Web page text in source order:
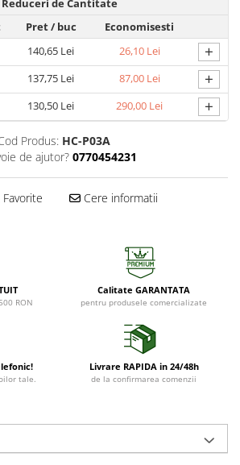
Reduceri de Cantitate
Pret/ buc
Economisesti
140,65 Lei 26,10 Lei +
137,75 Lei 87,00 Lei +
130,50 Lei 290,00 Lei +
Produs: HC-P03A
de ajutor? 0770454231
Cere informatii
RON
Calitate GARANTATA
pentru produsele comercializate
tale.
Livrare RAPIDA in 24/48h
de la confirmarea comenzii